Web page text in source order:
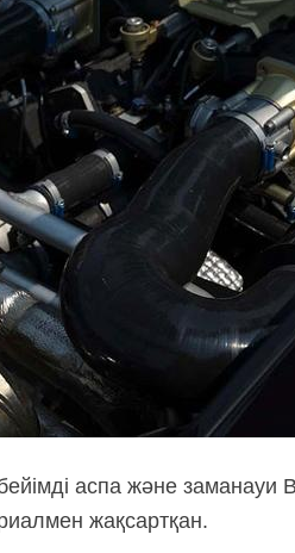
бейімді аспа және заманауи
жақсартқан.